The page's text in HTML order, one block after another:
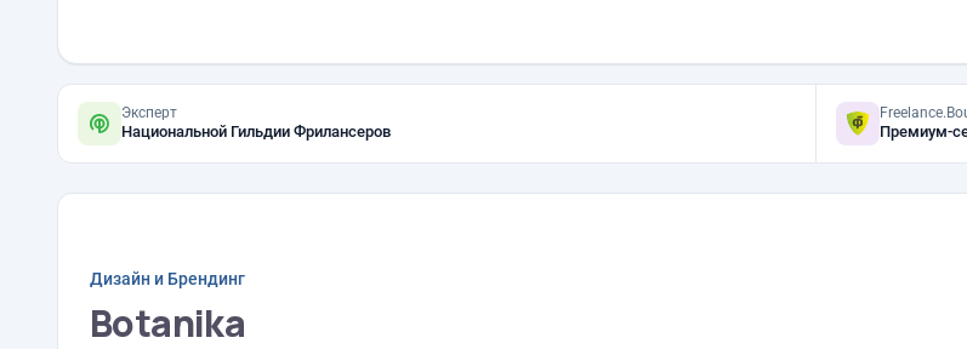
Эксперт
Национальной Гильдии Фрилансеров Премиум-
Дизайн и Брендинг
Botanika